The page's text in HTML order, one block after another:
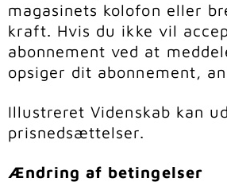
magasinets kolofon eller
kraft. Hvis du ikke vil
abonnement ved at
opsiger dit abonnement,
Illustreret Videnskab kan
prisnedsættelser.
Ændring af betingelser